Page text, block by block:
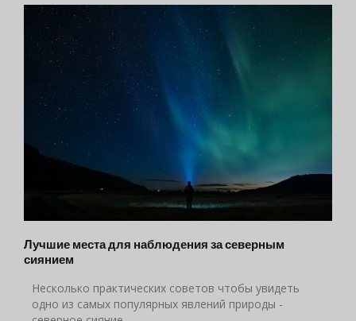
Лучшие места для наблюдения за северным
сиянием
Hесколько практических советов чтобы увидеть
одно из самых популярных явлений природы -